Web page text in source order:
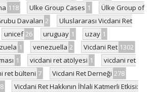
118 Ulke Group Cases 1
Ülke Group of
Davaları 2
Uluslararası Vicdani Ret
unicef 26 uruguay 1 uzay 1
1 venezuella 2 Vicdani Ret 1302
1 vicdani ret atölyesi 1
vicdani ret
ret bülteni 7 Vicdani Ret Derneği 278
8
Vicdani Ret Hakkının İhlali Katmerli Etkisi: